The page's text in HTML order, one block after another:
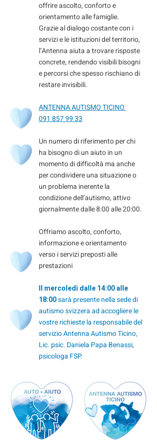
offrire ascolto, conforto e
orientamento alle famiglie.
Grazie al dialogo costante con i
servizi e le istituzioni del territorio,
l’Antenna aiuta a trovare risposte
concrete, rendendo visibili bisogni
e percorsi che spesso rischiano di
restare invisibili.
ANTENNA AUTISMO TICINO
091 857 99 33
Un numero di riferimento per chi
ha bisogno di un aiuto in un
momento di difficoltà ma anche
per condividere una situazione o
un problema inerente la
condizione dell’autismo, attivo
giornalmente dalle 8:00 alle 20:00.
Offriamo ascolto, conforto,
informazione e orientamento
verso i servizi preposti alle
prestazioni
Il mercoledì dalle 14:00 alle
18:00sarà presente nella sede di
autismo svizzera ad accogliere le
vostre richieste la responsabile del
servizio Antenna Autismo Ticino,
Lic. psic. Daniela Papa Benassi,
psicologa FSP.